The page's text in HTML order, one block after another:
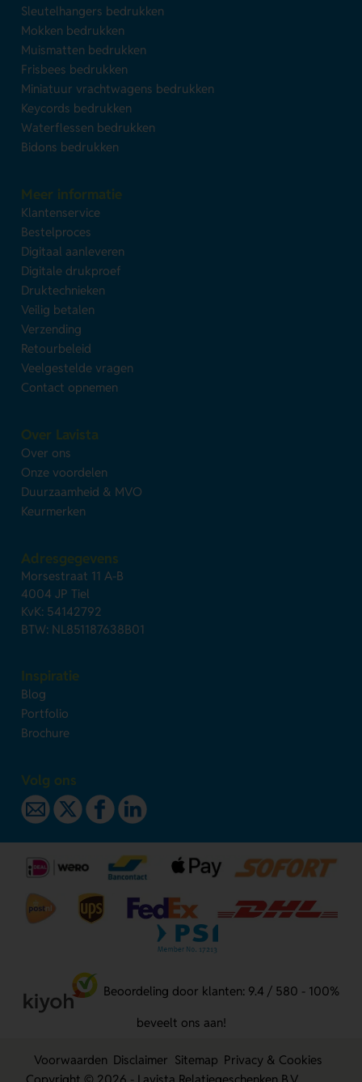
Sleutelhangers bedrukken
Mokken bedrukken
Muismatten bedrukken
Frisbees bedrukken
Miniatuur vrachtwagens bedrukken
Keycords bedrukken
Waterflessen bedrukken
Bidons bedrukken
Meer informatie
Klantenservice
Bestelproces
Digitaal aanleveren
Digitale drukproef
Druktechnieken
Veilig betalen
Verzending
Retourbeleid
Veelgestelde vragen
Contact opnemen
Over Lavista
Over ons
Onze voordelen
Duurzaamheid & MVO
Keurmerken
Adresgegevens
Morsestraat 11 A-B
4004 JP Tiel
KvK: 54142792
BTW: NL851187638B01
Inspiratie
Blog
Portfolio
Brochure
Volg ons
Beoordeling door klanten: 9.4 / 580 - 100%
beveelt ons aan!
Voorwaarden Disclaimer Sitemap Privacy & Cookies
Copyright © 2026 - Lavista Relatiegeschenken B.V.